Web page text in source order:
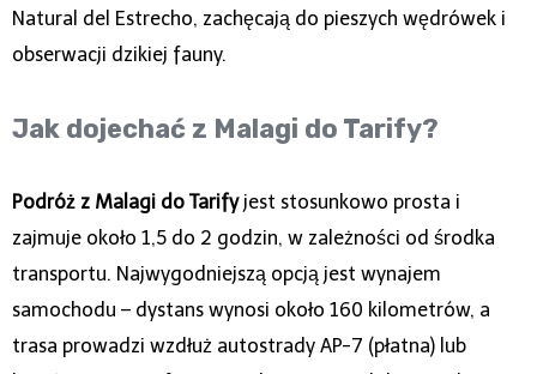
Natural del Estrecho, zachęcają do pieszych wędrówek i
obserwacji dzikiej fauny.
Jak dojechać z Malagi do Tarify?
Podróż z Malagi do Tarifyjest stosunkowo prosta i
zajmuje około 1,5 do 2 godzin, w zależności od środka
transportu. Najwygodniejszą opcją jest wynajem
samochodu – dystans wynosi około 160 kilometrów, a
trasa prowadzi wzdłuż autostrady AP-7 (płatna) lub